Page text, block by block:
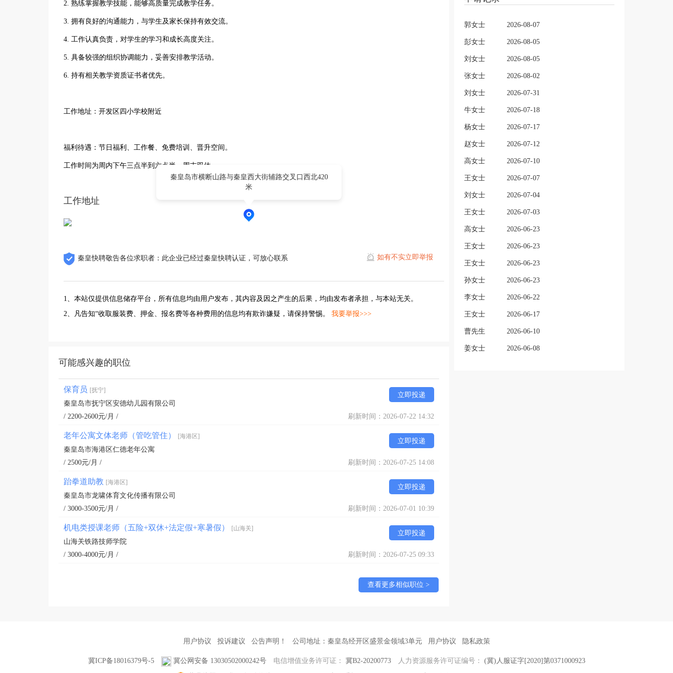
2. 熟练掌握教学技能，能够高质量完成教学任务。
3. 拥有良好的沟通能力，与学生及家长保持有效交流。
4. 工作认真负责，对学生的学习和成长高度关注。
5. 具备较强的组织协调能力，妥善安排教学活动。
6. 持有相关教学资质证书者优先。
工作地址：开发区四小学校附近
福利待遇：节日福利、工作餐、免费培训、晋升空间。
工作时间为周内下午三点半到六点半，周末双休。
工作地址
秦皇岛市横断山路与秦皇西大街辅路交叉口西北420
米
秦皇快聘敬告各位求职者：此企业已经过秦皇快聘认证，可放心联系 如有不实立即举报
1、本站仅提供信息储存平台，所有信息均由用户发布，其内容及因之产生的后果，均由发布者承担，与本站无关。
2、凡告知“收取服装费、押金、报名费等各种费用的信息均有欺诈嫌疑，请保持警惕。 我要举报>>>
可能感兴趣的职位
保育员 [抚宁]
立即投递
秦皇岛市抚宁区安德幼儿园有限公司
/ 2200-2600元/月 /
刷新时间：2026-07-22 14:32
老年公寓文体老师（管吃管住） [海港区]
立即投递
秦皇岛市海港区仁德老年公寓
/ 2500元/月 /
刷新时间：2026-07-25 14:08
跆拳道助教 [海港区]
立即投递
秦皇岛市龙啸体育文化传播有限公司
/ 3000-3500元/月 /
刷新时间：2026-07-01 10:39
机电类授课老师（五险+双休+法定假+寒暑假） [山海关]
立即投递
山海关铁路技师学院
/ 3000-4000元/月 /
刷新时间：2026-07-25 09:33
查看更多相似职位 >
郭女士 2026-08-07
彭女士 2026-08-05
刘女士 2026-08-05
张女士 2026-08-02
刘女士 2026-07-31
牛女士 2026-07-18
杨女士 2026-07-17
赵女士 2026-07-12
高女士 2026-07-10
王女士 2026-07-07
刘女士 2026-07-04
王女士 2026-07-03
高女士 2026-06-23
王女士 2026-06-23
王女士 2026-06-23
孙女士 2026-06-23
李女士 2026-06-22
王女士 2026-06-17
曹先生 2026-06-10
姜女士 2026-06-08
用户协议 投诉建议 公告声明！ 公司地址：秦皇岛经开区盛景金领域3单元 用户协议 隐私政策
冀ICP备18016379号-5 冀公网安备 13030502000242号 电信增值业务许可证： 冀B2-20200773 人力资源服务许可证编号： (冀)人服证字[2020]第0371000923